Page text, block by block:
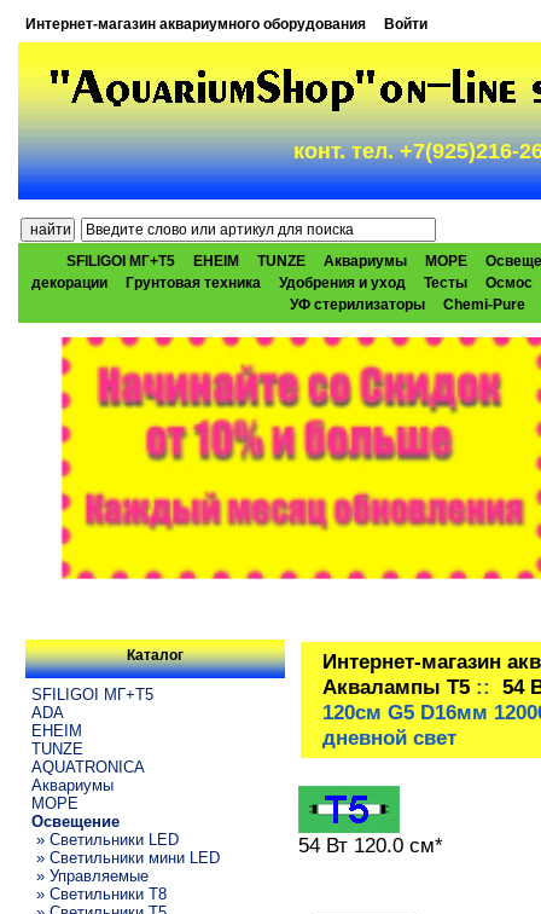
Интернет-магазин аквариумного оборудования Войти
конт. тел. +7(925)216-
SFILIGOI МГ+Т5 EHEIM TUNZE Аквариумы МОРЕ
декорации
Грунтовая техника Удобрения и уход Тесты
Осмос
УФ стерилизаторы
Chemi-Pure
Каталог
SFILIGOI МГ+Т5
ADA
EHEIM
TUNZE
AQUATRONICA
Аквариумы
МОРЕ
Освещение
» Светильники LED
» Светильники мини LED
» Управляемые
» Светильники T8
Интернет-магазин
Аквалампы T5:: 54
120см G5 D16мм
дневной свет
54 Вт 120.0 см*